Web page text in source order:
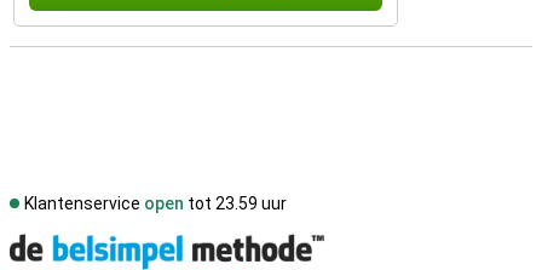
Klantenservice open tot 23.59 uur